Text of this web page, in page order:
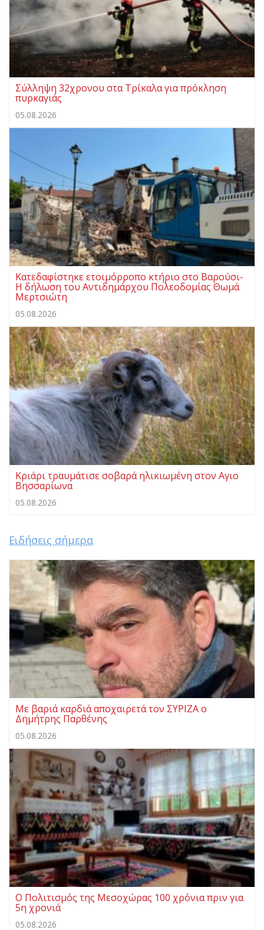
Σύλληψη 32χρονου στα Τρίκαλα για πρόκληση
πυρκαγιάς
05.08.2026
Κατεδαφίστηκε ετοιμόρροπο κτήριο στο Βαρούσι-
Η δήλωση του Αντιδημάρχου Πολεοδομίας Θωμά
Μερτσιώτη
05.08.2026
Κριάρι τραυμάτισε σοβαρά ηλικιωμένη στον Αγιο
Βησσαρίωνα
05.08.2026
Ειδήσεις σήμερα
Με βαριά καρδιά αποχαιρετά τον ΣΥΡΙΖΑ ο
Δημήτρης Παρθένης
05.08.2026
Ο Πολιτισμός της Μεσοχώρας 100 χρόνια πριν για
5η χρονιά
05.08.2026